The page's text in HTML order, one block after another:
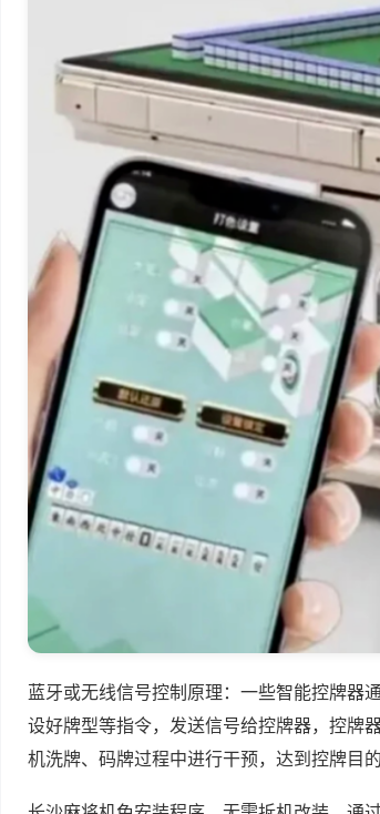
蓝牙或无线信号控制原理：一些智能控牌器
设好牌型等指令，发送信号给控牌器，控牌
机洗牌、码牌过程中进行干预，达到控牌目的